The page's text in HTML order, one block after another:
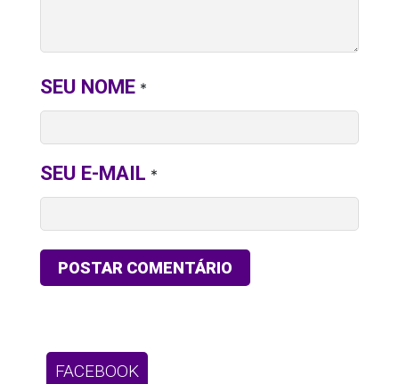
SEU NOME *
SEU E-MAIL *
FACEBOOK